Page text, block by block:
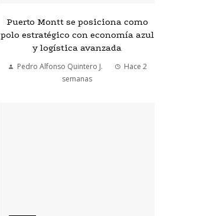
Puerto Montt se posiciona como
polo estratégico con economía azul
y logística avanzada
Pedro Alfonso Quintero J.
Hace 2
semanas